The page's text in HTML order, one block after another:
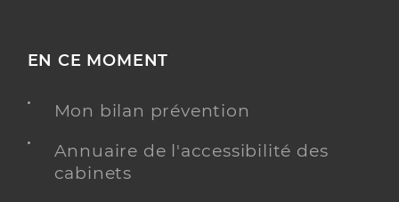
EN CE MOMENT
Mon bilan prévention
Annuaire de l'accessibilité des
cabinets